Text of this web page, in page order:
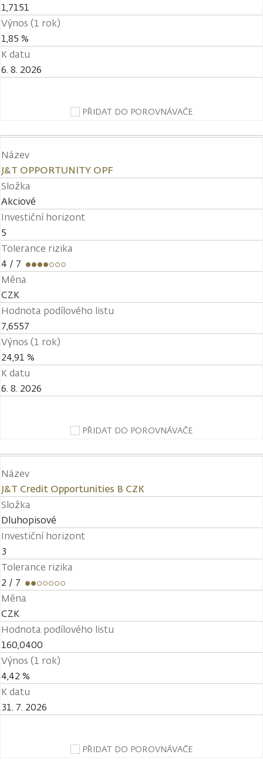
1,7151
Výnos (1 rok)
1,85 %
K datu
6. 8. 2026
PŘIDAT DO POROVNÁVAČE
Název
J&T OPPORTUNITY OPF
Složka
Akciové
Investiční horizont
5
Tolerance rizika
4 / 7
Měna
CZK
Hodnota podílového listu
7,6557
Výnos (1 rok)
24,91 %
K datu
6. 8. 2026
PŘIDAT DO POROVNÁVAČE
Název
J&T Credit Opportunities B CZK
Složka
Dluhopisové
Investiční horizont
3
Tolerance rizika
2 / 7
Měna
CZK
Hodnota podílového listu
160,0400
Výnos (1 rok)
4,42 %
K datu
31. 7. 2026
PŘIDAT DO POROVNÁVAČE